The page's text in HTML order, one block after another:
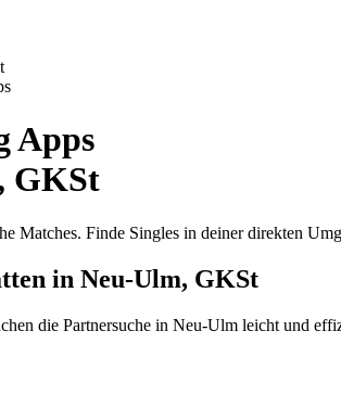
Apps
GKSt
Matches. Finde Singles in deiner direkten
in Neu-Ulm, GKSt
die Partnersuche in Neu-Ulm leicht und